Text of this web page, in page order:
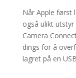
Når Apple først
også ulikt
Camera
dings for å
lagret på en